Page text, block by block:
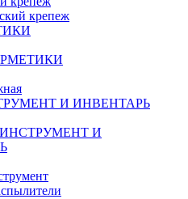
крепеж
И ИНВЕНТАРЬ
И